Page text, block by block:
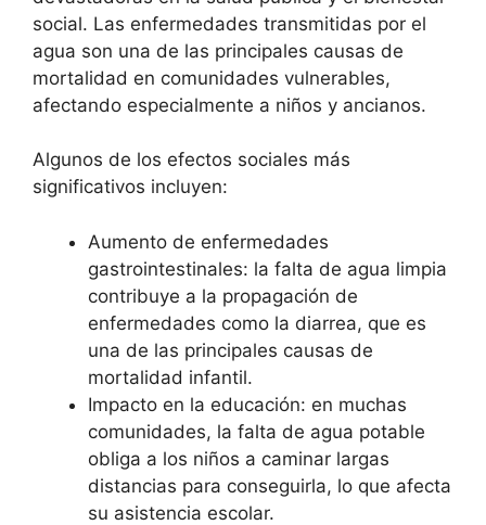
social. Las enfermedades transmitidas por el
agua son una de las principales causas de
mortalidad en comunidades vulnerables,
afectando especialmente a niños y ancianos.
Algunos de los efectos sociales más
significativos incluyen:
Aumento de enfermedades
gastrointestinales: la falta de agua limpia
contribuye a la propagación de
enfermedades como la diarrea, que es
una de las principales causas de
mortalidad infantil.
Impacto en la educación: en muchas
comunidades, la falta de agua potable
obliga a los niños a caminar largas
distancias para conseguirla, lo que afecta
su asistencia escolar.